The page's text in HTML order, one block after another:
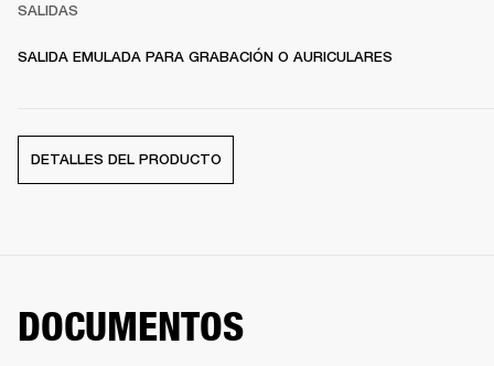
SALIDAS
SALIDA EMULADA PARA GRABACIÓN O AURICULARES
DETALLES DEL PRODUCTO
DOCUMENTOS